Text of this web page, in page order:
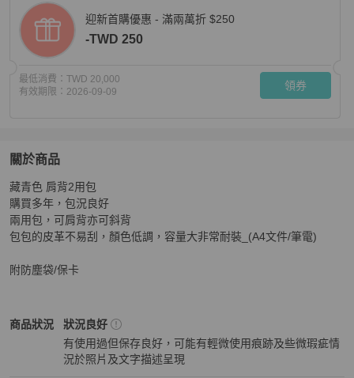
迎新首購優惠 - 滿兩萬折 $250
-TWD 250
最低消費： TWD 20,000
有效期限： 2026-09-09 領券
關於商品
關於miumiu 肩背兩用包 藏青色
藏青色 肩背2用包
購買多年，包況良好
兩用包，可肩背亦可斜背
包包的皮革不易刮，顏色低調，容量大非常耐裝_(A4文件/筆電)
附防塵袋/保卡
商品狀況
Miu Miu女包商品狀態與細節
狀況良好
有使用過但保存良好，可能有輕微使用痕跡及些微瑕疵情
況於照片及文字描述呈現